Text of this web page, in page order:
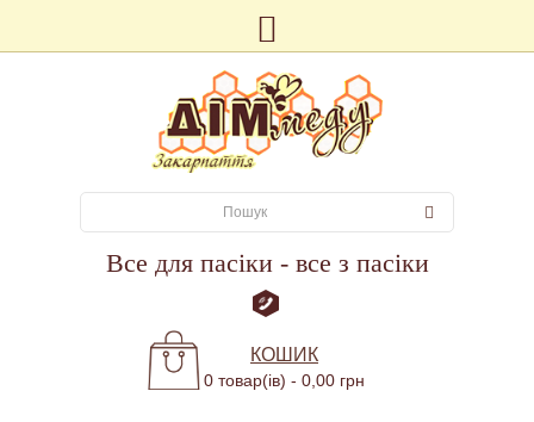
Все для пасіки - все з пасіки
КОШИК
0 товар(ів) - 0,00 грн